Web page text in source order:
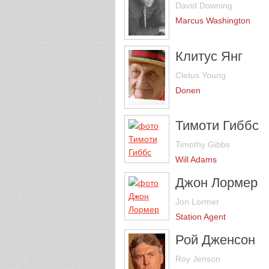
David Downing
Marcus Washington
Клитус Янг
Cletus Young
Donen
Тимоти Гиббс
Timothy Gibbs
Will Adams
Джон Лормер
Jon Lormer
Station Agent
Рой Дженсон
Roy Jenson